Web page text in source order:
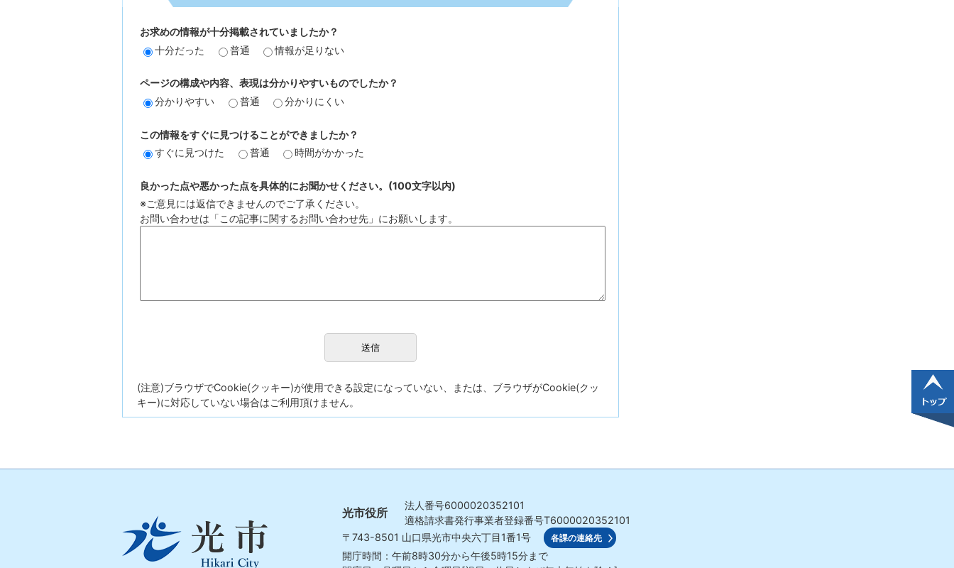
お求めの情報が十分掲載されていましたか？
十分だった
普通 情報が足りない
ページの構成や内容、表現は分かりやすいものでしたか？
分かりやすい
普通 分かりにくい
この情報をすぐに見つけることができましたか？
すぐに見つけた
普通 時間がかかった
良かった点や悪かった点を具体的にお聞かせください。(100文字以内)
※ご意見には返信できませんのでご了承ください。
お問い合わせは「この記事に関するお問い合わせ先」にお願いします。
(注意)ブラウザでCookie(クッキー)が使用できる設定になっていない、または、ブラウザがCookie(クッ
キー)に対応していない場合はご利用頂けません。
Hikari
光市役所
法人番号6000020352101
適格請求書発行事業者登録番号T6000020352101
〒743-8501 山口県光市中央六丁目1番1号 各課の連絡先
開庁時間：午前8時30分から午後5時15分まで